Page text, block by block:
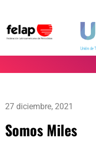
27 diciembre, 2021
Somos Miles